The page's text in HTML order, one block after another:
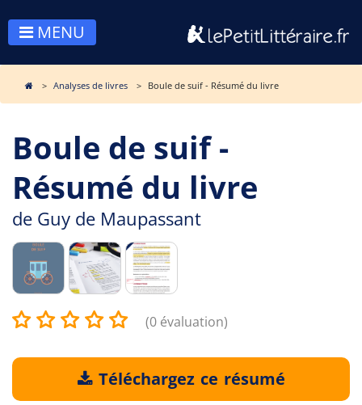
MENU
Analyses de livres Boule de suif - Résumé du livre
Boule de suif -
Résumé du livre
de Guy de Maupassant
(0 évaluation)
Téléchargez ce résumé